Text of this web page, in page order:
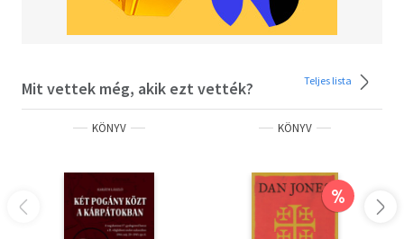
Mit vettek még, akik ezt vették? Teljes lista
KÖNYV KÖNYV
%